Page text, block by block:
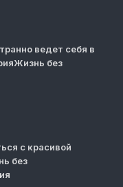
ведет себя в
без
с красивой
без